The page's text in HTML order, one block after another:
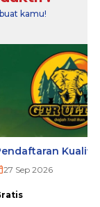
kamu!
2026
27 Sep 2026